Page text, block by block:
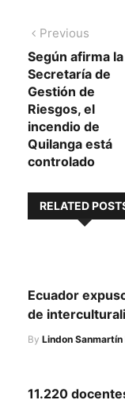
de
entradas
Previous
post:
Según afirma la
Secretaría de
Gestión de
Riesgos, el
incendio de
Quilanga está
controlado
RELATED
Ecuador
de
By Lindon
11.220